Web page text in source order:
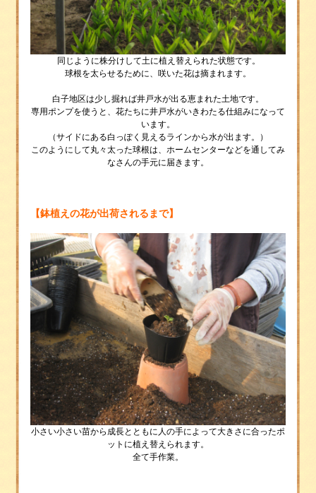
同じように株分けして土に植え替えられた状態です。
球根を太らせるために、咲いた花は摘まれます。
白子地区は少し掘れば井戸水が出る恵まれた土地です。
専用ポンプを使うと、花たちに井戸水がいきわたる仕組みになって
います。
（サイドにある白っぽく見えるラインから水が出ます。）
このようにして丸々太った球根は、ホームセンターなどを通してみ
なさんの手元に届きます。
【鉢植えの花が出荷されるまで】
小さい小さい苗から成長とともに人の手によって大きさに合ったポ
ットに植え替えられます。
全て手作業。